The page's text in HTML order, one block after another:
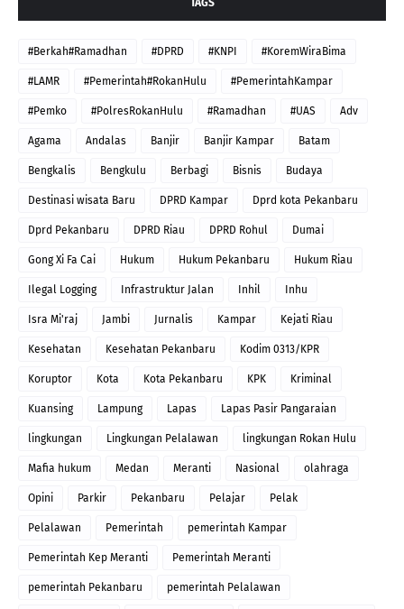
TAGS
#Berkah#Ramadhan #DPRD #KNPI #KoremWiraBima
#LAMR #Pemerintah#RokanHulu #PemerintahKampar
#Pemko #PolresRokanHulu #Ramadhan #UAS Adv
Agama Andalas Banjir Banjir Kampar Batam
Bengkalis Bengkulu Berbagi Bisnis Budaya
Destinasi wisata Baru DPRD Kampar Dprd kota Pekanbaru
Dprd Pekanbaru DPRD Riau DPRD Rohul Dumai
Gong Xi Fa Cai Hukum Hukum Pekanbaru Hukum Riau
Ilegal Logging Infrastruktur Jalan Inhil Inhu
Isra Mi'raj Jambi Jurnalis Kampar Kejati Riau
Kesehatan Kesehatan Pekanbaru Kodim 0313/KPR
Koruptor Kota Kota Pekanbaru KPK Kriminal
Kuansing Lampung Lapas Lapas Pasir Pangaraian
lingkungan Lingkungan Pelalawan lingkungan Rokan Hulu
Mafia hukum Medan Meranti Nasional olahraga
Opini Parkir Pekanbaru Pelajar Pelak
Pelalawan Pemerintah pemerintah Kampar
Pemerintah Kep Meranti Pemerintah Meranti
pemerintah Pekanbaru pemerintah Pelalawan